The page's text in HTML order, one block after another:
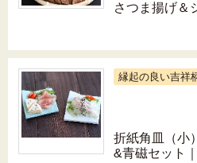
さつま揚げ＆
縁起の良い吉祥
折紙角皿（小
&青磁セット